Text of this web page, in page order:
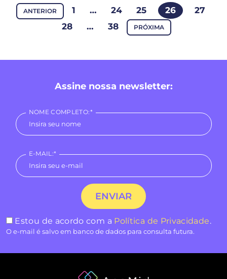
ANTERIOR 1 … 24 25 26
27
28
… 38 PRÓXIMA
Assine nossa newsletter:
NOME COMPLETO:*
E-MAIL:*
Estou de acordo com a Política de Privacidade.
O e-mail é salvo em banco de dados para consulta futura.